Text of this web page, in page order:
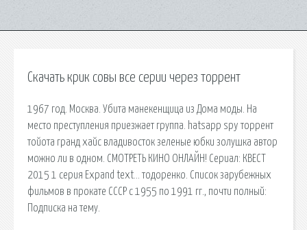
Скачать крик совы все серии через торрент
1967 год. Москва. Убита манекенщица из Дома моды. На
место преступления приезжает группа. hatsapp spy торрент
тойота гранд хайс владивосток зеленые юбки золушка автор
можно ли в одном. СМОТРЕТЬ КИНО ОНЛАЙН! Сериал: КВЕСТ
2015 1 серия Expand text… тодоренко. Список зарубежных
фильмов в прокате СССР с 1955 по 1991 гг., почти полный:
Подписка на тему.